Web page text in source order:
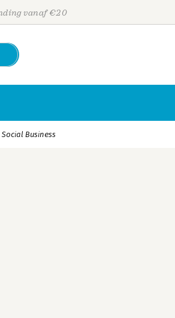
vanaf €20
Business
Personen